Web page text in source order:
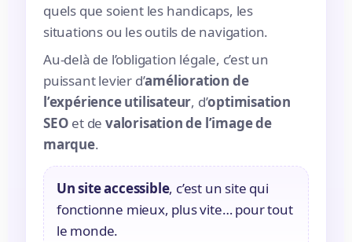
quels que soient les handicaps, les
situations ou les outils de navigation.
Au-delà de l’obligation légale, c’est un
puissant levier d’amélioration de
l’expérience utilisateur, d’optimisation
SEO et devalorisation de l’image de
marque.
Un site accessible, c’est un site qui
fonctionne mieux, plus vite… pour tout
le monde.